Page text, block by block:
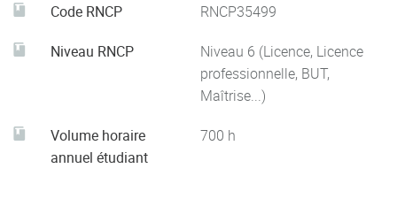
Code RNCP RNCP35499
Niveau RNCP
Niveau 6 (Licence, Licence
professionnelle, BUT,
Maîtrise...)
Volume horaire
annuel étudiant
700 h